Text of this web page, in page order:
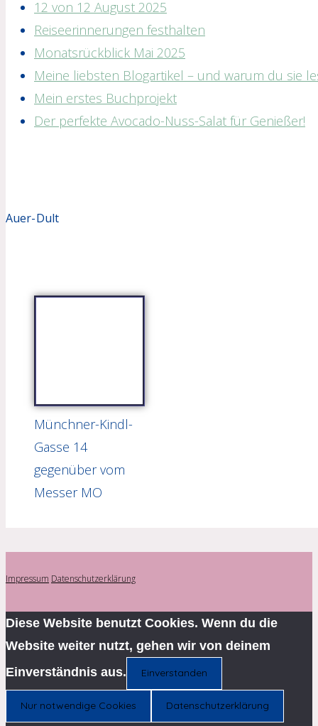
12 von 12 August 2025
Reiseerinnerungen festhalten
Monatsrückblick Mai 2025
Meine liebsten Blogartikel – und warum du sie
Mein erstes Buchprojekt
Der perfekte Avocado-Nuss-Salat für Genießer!
Auer-Dult
Münchner-Kindl-
Gasse 14
gegenüber vom
Messer MO
Impressum Datenschutzerklärung
Diese Website benutzt Cookies. Wenn du die
Website weiter nutzt, gehen wir von deinem
Einverständnis aus.
Einverstanden
Nur notwendige Cookies Datenschutzerklärung